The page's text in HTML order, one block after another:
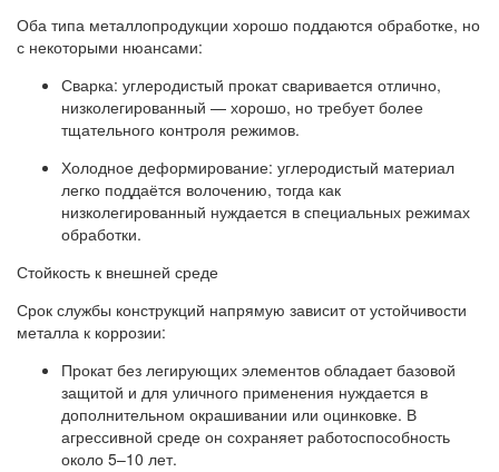
Оба типа металлопродукции хорошо поддаются обработке, но
с некоторыми нюансами:
Сварка: углеродистый прокат сваривается отлично,
низколегированный — хорошо, но требует более
тщательного контроля режимов.
Холодное деформирование: углеродистый материал
легко поддаётся волочению, тогда как
низколегированный нуждается в специальных режимах
обработки.
Стойкость к внешней среде
Срок службы конструкций напрямую зависит от устойчивости
металла к коррозии:
Прокат без легирующих элементов обладает базовой
защитой и для уличного применения нуждается в
дополнительном окрашивании или оцинковке. В
агрессивной среде он сохраняет работоспособность
около 5–10 лет.